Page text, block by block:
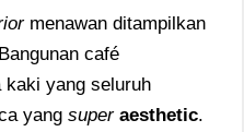
menawan ditampilkan
café
kaki yang seluruh
yang super aesthetic.